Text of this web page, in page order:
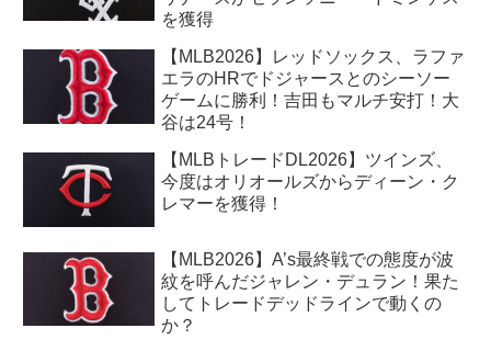
を獲得
【MLB2026】レッドソックス、ラファ
エラのHRでドジャースとのシーソー
ゲームに勝利！吉田もマルチ安打！大
谷は24号！
【MLBトレードDL2026】ツインズ、
今度はオリオールズからディーン・ク
レマーを獲得！
【MLB2026】A’s最終戦での態度が波
紋を呼んだジャレン・デュラン！果た
してトレードデッドラインで動くの
か？